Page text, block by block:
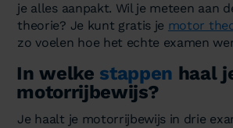
je alles aanpakt. Wil je meteen aan
theorie? Je kunt gratis je motor
zo voelen hoe het echte examen
In welke stappen haal
motorrijbewijs?
Je haalt je motorrijbewijs in drie